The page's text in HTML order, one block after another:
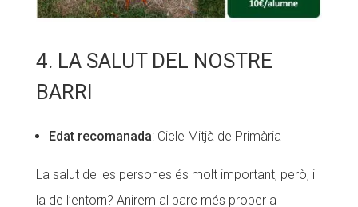
4. LA SALUT DEL NOSTRE
BARRI
Edat recomanada: Cicle Mitjà de Primària
La salut de les persones és molt important, però, i
la de l’entorn? Anirem al parc més proper a